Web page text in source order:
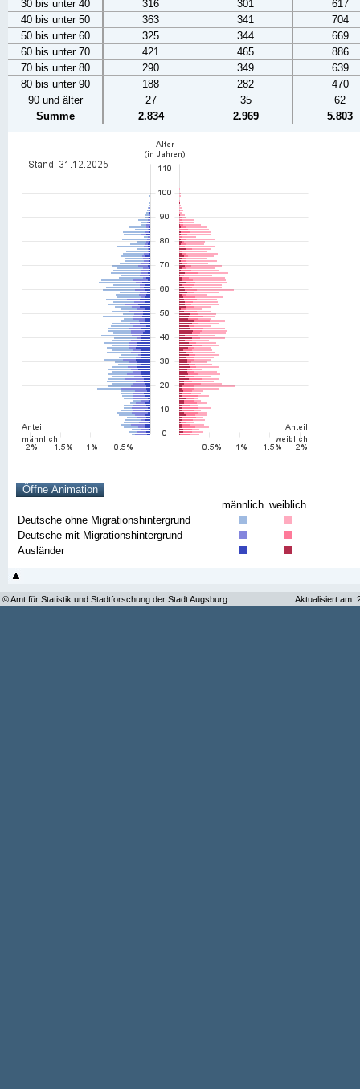
30 bis unter 40
316 301
617
40 bis unter 50
363 341
704
50 bis unter 60
325 344
669
60 bis unter 70
421 465
886
70 bis unter 80
290 349
639
80 bis unter 90
188 282
470
90 und älter
27 35
62
Summe
2.834 2.969 5.803
männlich weiblich
Deutsche ohne Migrationshintergrund
Deutsche mit Migrationshintergrund
Ausländer
© Amt für Statistik und Stadtforschung der Stadt Augsburg Aktualisiert am: